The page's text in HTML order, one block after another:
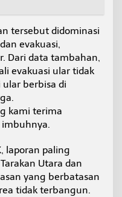
tersebut didominasi
evakuasi,
Dari data tambahan,
evakuasi ular tidak
ular berbisa di
kami terima
imbuhnya.
laporan paling
Utara dan
yang berbatasan
tidak terbangun.